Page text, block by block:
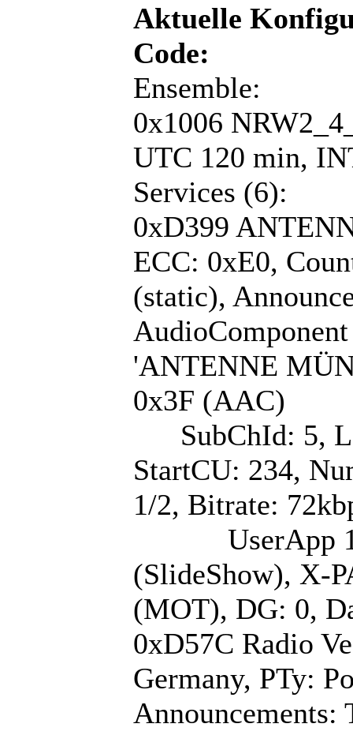
Aktuelle
Code:
Ensemble:
0x1006
UTC 120 min,
Services (6):
0xD399
ECC: 0xE0,
(static),
'ANTENNE
0x3F (AAC)
SubChId: 5,
StartCU: 234,
1/2, Bitrate:
UserApp 1/1:
(SlideShow), X-
(MOT), DG: 0,
0xD57C Radio
Germany, PTy: